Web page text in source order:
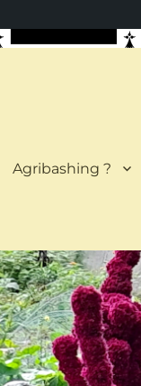
Agribashing ?